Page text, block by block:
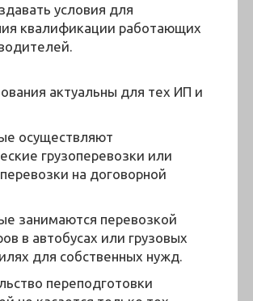
условия для
квалификации работающих
актуальны для тех ИП и
осуществляют
грузоперевозки или
на договорной
занимаются перевозкой
в автобусах или грузовых
для собственных нужд.
переподготовки